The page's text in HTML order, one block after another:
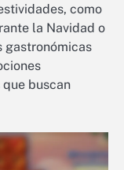
como
la Navidad o
gastronómicas
buscan